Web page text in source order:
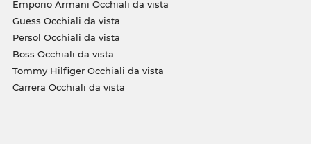
Emporio Armani Occhiali da vista
Guess Occhiali da vista
Persol Occhiali da vista
Boss Occhiali da vista
Tommy Hilfiger Occhiali da vista
Carrera Occhiali da vista